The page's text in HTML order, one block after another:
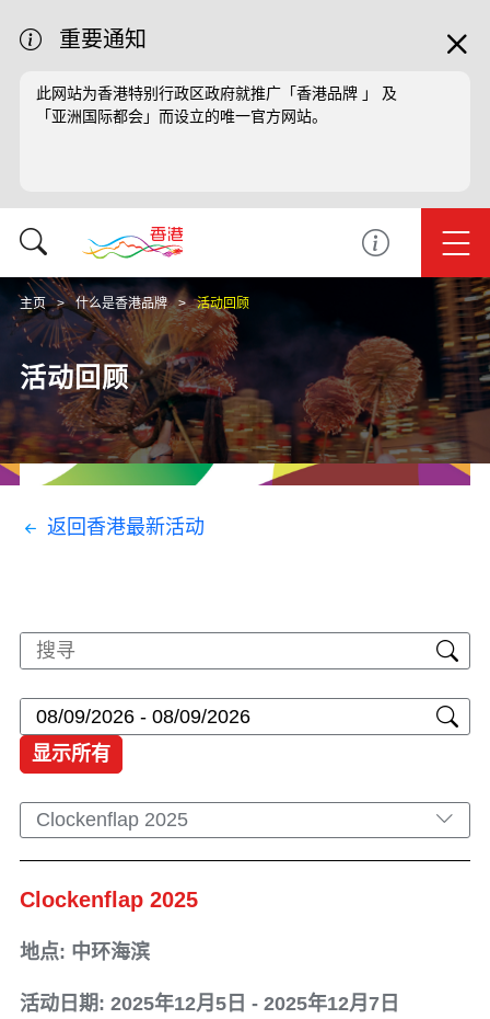
重要通知
此网站为香港特别行政区政府就推广「香港品牌 」 及
「亚洲国际都会」而设立的唯一官方网站。
主页 什么是香港品牌 活动回顾
活动回顾
返回香港最新活动
显示所有
Clockenflap 2025
Clockenflap 2025
地点: 中环海滨
活动日期: 2025年12月5日 - 2025年12月7日